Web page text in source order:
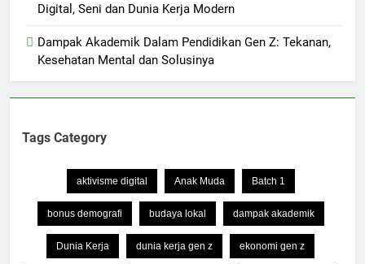
Digital, Seni dan Dunia Kerja Modern
Dampak Akademik Dalam Pendidikan Gen Z: Tekanan,
Kesehatan Mental dan Solusinya
Tags Category
aktivisme digital Anak Muda Batch 1
bonus demografi budaya lokal dampak akademik
Dunia Kerja dunia kerja gen z ekonomi gen z